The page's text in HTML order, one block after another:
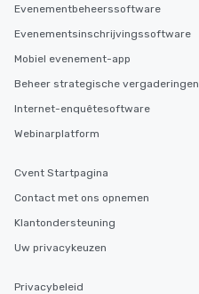
Evenementbeheerssoftware
Evenementsinschrijvingssoftware
Mobiel evenement-app
Beheer strategische vergaderingen
Internet-enquêtesoftware
Webinarplatform
Cvent Startpagina
Contact met ons opnemen
Klantondersteuning
Uw privacykeuzen
Privacybeleid